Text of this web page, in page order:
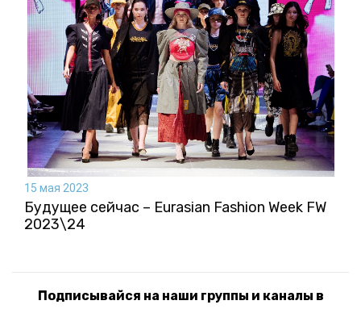
15 мая 2023
Будущее сейчас – Eurasian Fashion Week FW
2023\24
Подписывайся на наши группы и каналы в